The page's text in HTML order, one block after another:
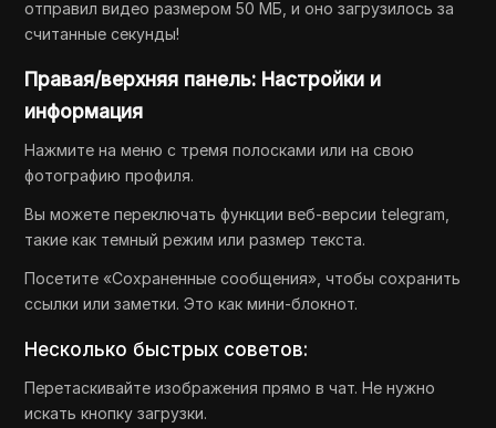
отправил видео размером 50 МБ, и оно загрузилось за
считанные секунды!
Правая/верхняя панель: Настройки и
информация
Нажмите на меню с тремя полосками или на свою
фотографию профиля.
Вы можете переключать функции веб-версии telegram,
такие как темный режим или размер текста.
Посетите «Сохраненные сообщения», чтобы сохранить
ссылки или заметки. Это как мини-блокнот.
Несколько быстрых советов:
Перетаскивайте изображения прямо в чат. Не нужно
искать кнопку загрузки.